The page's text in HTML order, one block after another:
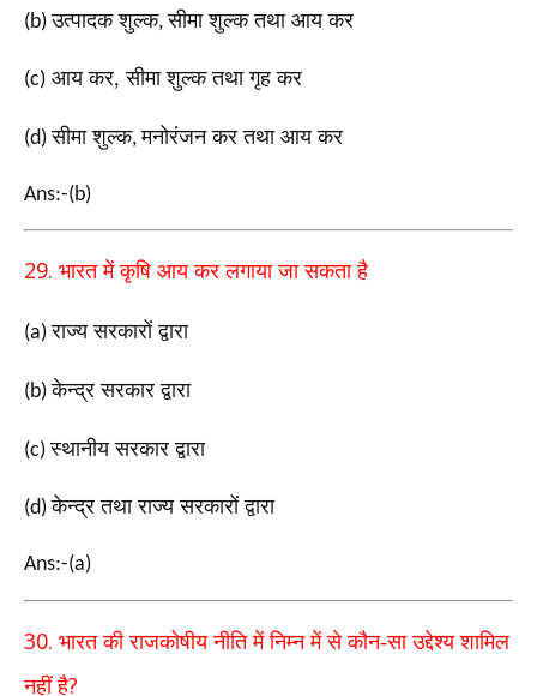
(b)उत्पादक शुल्क,सीमा शुल्क तथा आय कर
(c) आय कर, सीमा शुल्क तथा गृह कर
(d)सीमा शुल्क,मनोरंजन कर तथा आय कर
Ans:-(b)
29. भारत में कृषि आय कर लगाया जा सकता है
(a)राज्य सरकारों द्वारा
(b)केन्द्र सरकार द्वारा
(c)स्थानीय सरकार द्वारा
(d)केन्द्र तथा राज्य सरकारों द्वारा
Ans:-(a)
30. भारत की राजकोषीय नीति में निम्न में से कौन-सा उद्देश्य शामिल
नहीं है?